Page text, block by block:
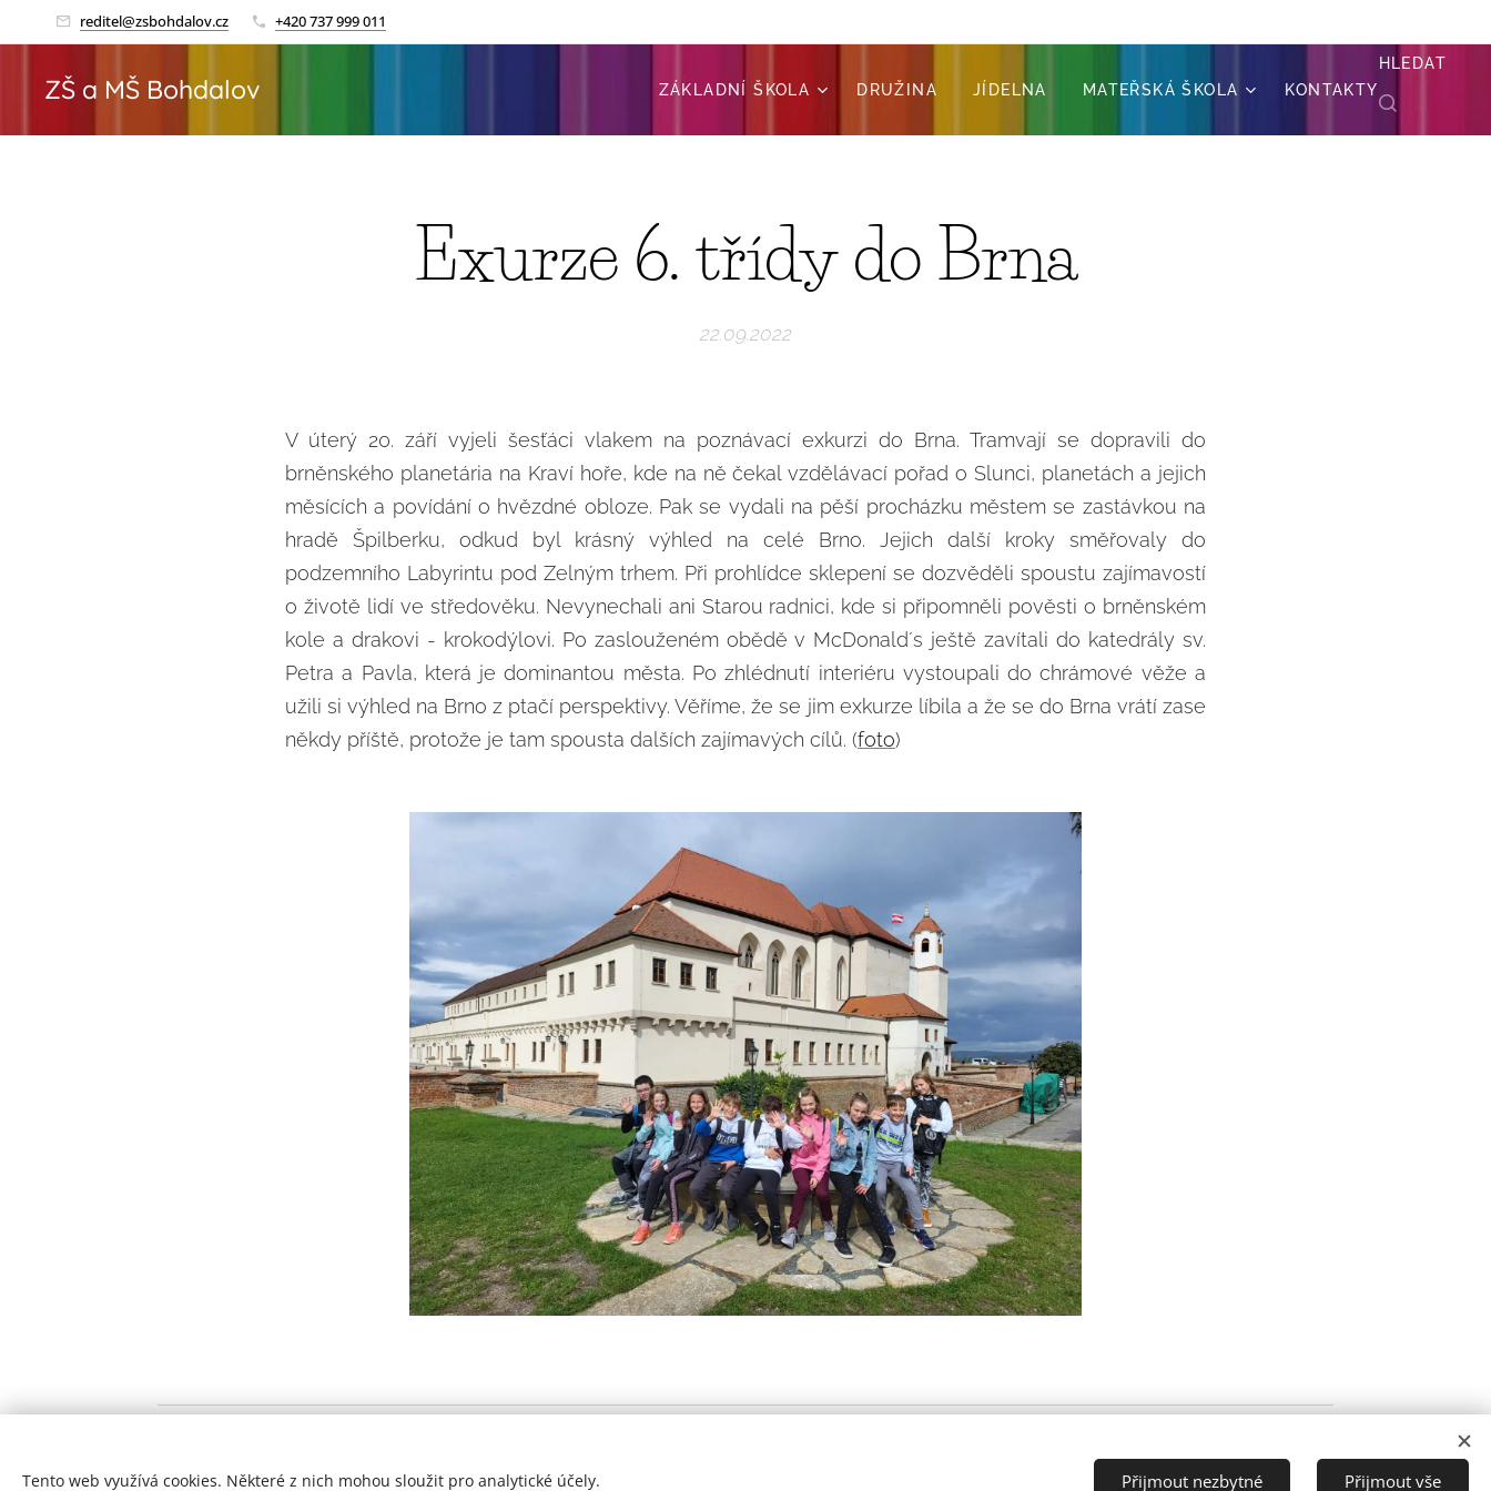
reditel@zsbohdalov.cz +420 737 999 011
ZŠ a MŠ Bohdalov ZÁKLADNÍ ŠKOLA DRUŽINA JÍDELNA MATEŘSKÁ ŠKOLA KONTAKTY
HLEDAT
Exurze 6. třídy do Brna
22.09.2022
V úterý 20. září vyjeli šesťáci vlakem na poznávací exkurzi do Brna. Tramvají se dopravili do
brněnského planetária na Kraví hoře, kde na ně čekal vzdělávací pořad o Slunci, planetách a jejich
měsících a povídání o hvězdné obloze. Pak se vydali na pěší procházku městem se zastávkou na
hradě Špilberku, odkud byl krásný výhled na celé Brno. Jejich další kroky směřovaly do
podzemního Labyrintu pod Zelným trhem. Při prohlídce sklepení se dozvěděli spoustu zajímavostí
o životě lidí ve středověku. Nevynechali ani Starou radnici, kde si připomněli pověsti o brněnském
kole a drakovi - krokodýlovi. Po zaslouženém obědě v McDonald´s ještě zavítali do katedrály sv.
Petra a Pavla, která je dominantou města. Po zhlédnutí interiéru vystoupali do chrámové věže a
užili si výhled na Brno z ptačí perspektivy. Věříme, že se jim exkurze líbila a že se do Brna vrátí zase
někdy příště, protože je tam spousta dalších zajímavých cílů. (foto)
Tento web využívá cookies. Některé z nich mohou sloužit pro analytické účely. Přijmout nezbytné Přijmout vše